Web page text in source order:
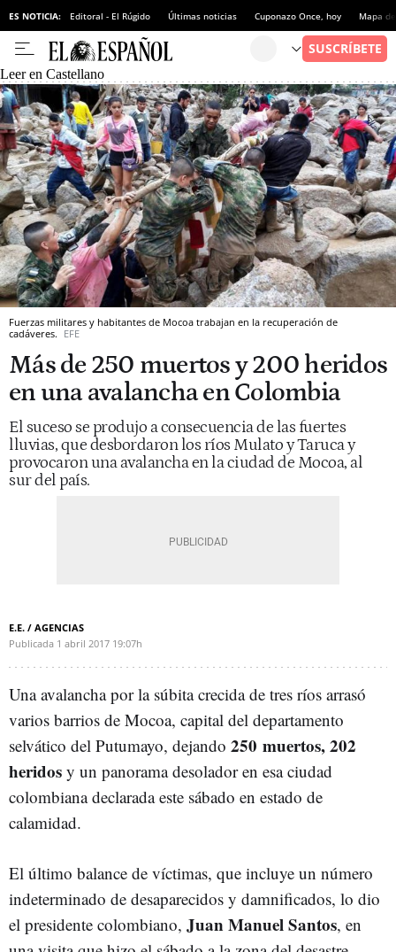
ES NOTICIA: Editoral - El Rúgido Últimas noticias Cuponazo Once, hoy Mapa
Leer en Castellano
Fuerzas militares y habitantes de Mocoa trabajan en la recuperación de
cadáveres. EFE
Más de 250 muertos y 200 heridos
en una avalancha en Colombia
El suceso se produjo a consecuencia de las fuertes
lluvias, que desbordaron los ríos Mulato y Taruca y
provocaron una avalancha en la ciudad de Mocoa, al
sur del país.
E.E. / AGENCIAS
Publicada 1 abril 2017 19:07h
Una avalancha por la súbita crecida de tres ríos arrasó
varios barrios de Mocoa, capital del departamento
selvático del Putumayo, dejando 250 muertos, 202
heridos y un panorama desolador en esa ciudad
colombiana declarada este sábado en estado de
calamidad.
El último balance de víctimas, que incluye un número
indeterminado de desaparecidos y damnificados, lo dio
el presidente colombiano, Juan Manuel Santos, en